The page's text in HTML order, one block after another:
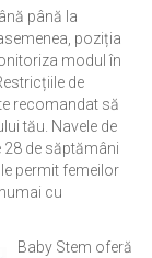
până la
poziția
modul în
de
recomandat să
tău. Navele de
de săptămâni
permit femeilor
cu
Baby Stem oferă